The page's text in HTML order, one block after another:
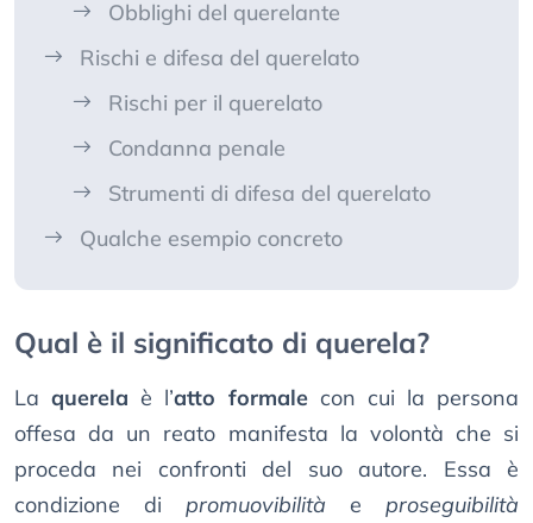
Obblighi del querelante
Rischi e difesa del querelato
Rischi per il querelato
Condanna penale
Strumenti di difesa del querelato
Qualche esempio concreto
Qual è il significato di querela?
Laquerela è l’atto formalecon cui la persona
offesa da un reato manifesta la volontà che si
proceda nei confronti del suo autore. Essa è
condizione di promuovibilità e proseguibilità